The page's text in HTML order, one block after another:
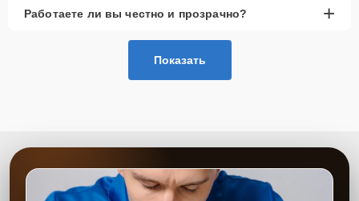
Работаете ли вы честно и прозрачно? +
Показать